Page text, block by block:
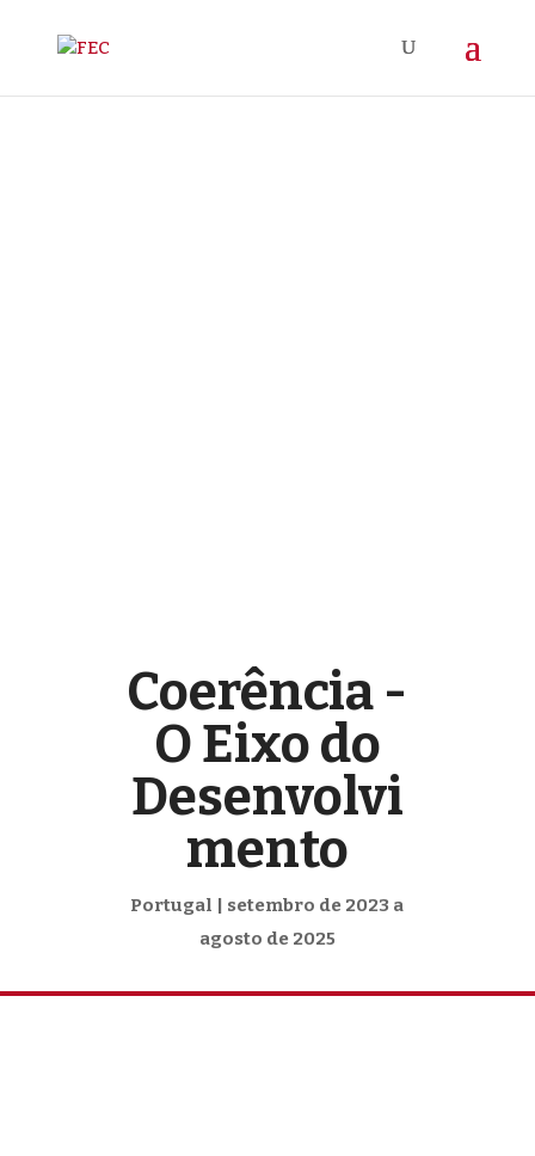
Coerência -
O Eixo do
Desenvolvi
mento
Portugal | setembro de 2023 a
agosto de 2025